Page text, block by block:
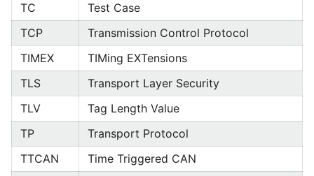
TC
Test Case
TCP
Transmission Control Protocol
TIMEX
TIMing EXTensions
TLS
Transport Layer Security
TLV
Tag Length Value
TP
Transport Protocol
TTCAN
Time Triggered CAN